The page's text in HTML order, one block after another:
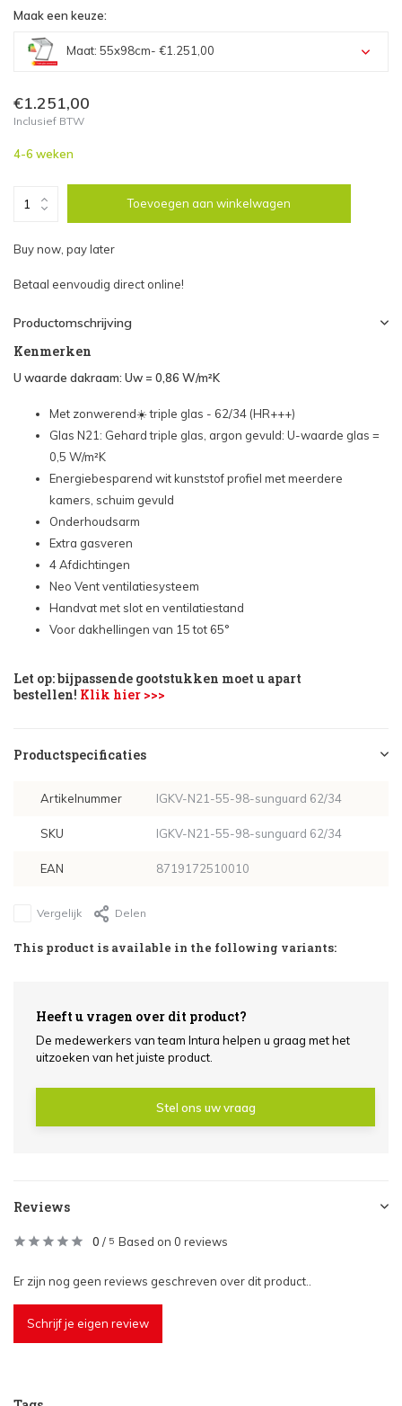
Maak een keuze:
Maat: 55x98cm- €1.251,00
Maat: 66x118cm - €1.325,83
Maat: 78x118cm - €1.392,89
Maat: 94x118cm - €1.473,70
Maat: 114x118cm - €1.562,48
€1.251,00
Inclusief BTW
4-6 weken
Toevoegen aan winkelwagen
Buy now, pay later
Betaal eenvoudig direct online!
Productomschrijving
Kenmerken
U waarde dakraam: Uw = 0,86 W/m²K
Met zonwerend☀️ triple glas - 62/34 (HR+++)
Glas N21: Gehard triple glas, argon gevuld: U-waarde glas =
0,5 W/m²K
Energiebesparend wit kunststof profiel met meerdere
kamers, schuim gevuld
Onderhoudsarm
Extra gasveren
4 Afdichtingen
Neo Vent ventilatiesysteem
Handvat met slot en ventilatiestand
Voor dakhellingen van 15 tot 65°
Let op: bijpassende gootstukken moet u apart
bestellen! Klik hier >>>
Productspecificaties
Artikelnummer IGKV-N21-55-98-sunguard 62/34
SKU IGKV-N21-55-98-sunguard 62/34
EAN 8719172510010
Vergelijk Delen
This product is available in the following variants:
Heeft u vragen over dit product?
De medewerkers van team Intura helpen u graag met het
uitzoeken van het juiste product.
Stel ons uw vraag
Reviews
0 / 5 Based on 0 reviews
Er zijn nog geen reviews geschreven over dit product..
Schrijf je eigen review